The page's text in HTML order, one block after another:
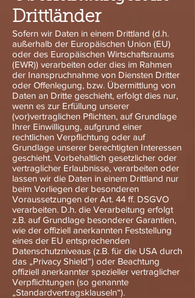
Drittländer
Sofern wir Daten in einem Drittland (d.h.
außerhalb der Europäischen Union (EU)
oder des Europäischen Wirtschaftsraums
(EWR)) verarbeiten oder dies im Rahmen
der Inanspruchnahme von Diensten Dritter
oder Offenlegung, bzw. Übermittlung von
Daten an Dritte geschieht, erfolgt dies nur,
wenn es zur Erfüllung unserer
(vor)vertraglichen Pflichten, auf Grundlage
Ihrer Einwilligung, aufgrund einer
rechtlichen Verpflichtung oder auf
Grundlage unserer berechtigten Interessen
geschieht. Vorbehaltlich gesetzlicher oder
vertraglicher Erlaubnisse, verarbeiten oder
lassen wir die Daten in einem Drittland nur
beim Vorliegen der besonderen
Voraussetzungen der Art. 44 ff. DSGVO
verarbeiten. D.h. die Verarbeitung erfolgt
z.B. auf Grundlage besonderer Garantien,
wie der offiziell anerkannten Feststellung
eines der EU entsprechenden
Datenschutzniveaus (z.B. für die USA durch
das „Privacy Shield“) oder Beachtung
offiziell anerkannter spezieller vertraglicher
Verpflichtungen (so genannte
„Standardvertragsklauseln“).